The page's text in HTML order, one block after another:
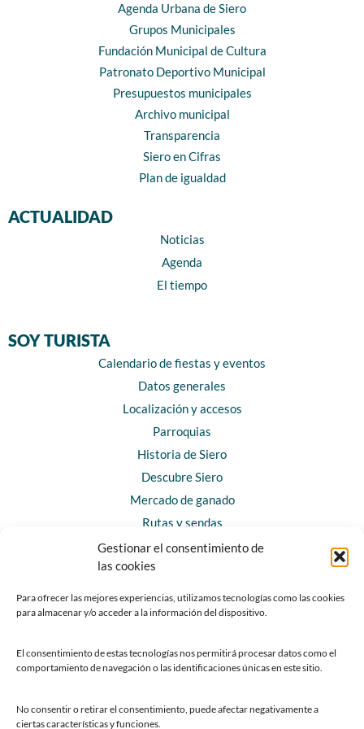
Gestionar el consentimiento de
las cookies
Para ofrecer las mejores experiencias, utilizamos tecnologías como las cookies
para almacenar y/o acceder a la información del dispositivo.
El consentimiento de estas tecnologías nos permitirá procesar datos como el
comportamiento de navegación o las identificaciones únicas en este sitio.
No consentir o retirar el consentimiento, puede afectar negativamente a
ciertas características y funciones.
Agenda Urbana de Siero
Grupos Municipales
Fundación Municipal de Cultura
Patronato Deportivo Municipal
Presupuestos municipales
Archivo municipal
Transparencia
Siero en Cifras
Plan de igualdad
ACTUALIDAD
Noticias
Agenda
El tiempo
SOY TURISTA
Calendario de fiestas y eventos
Datos generales
Localización y accesos
Parroquias
Historia de Siero
Descubre Siero
Mercado de ganado
Rutas y sendas
Horarios y contacto
Teléfonos de interés
Chatbot Siero
SEDES ELECTRÓNICAS
Sede del Ayuntamiento de Siero